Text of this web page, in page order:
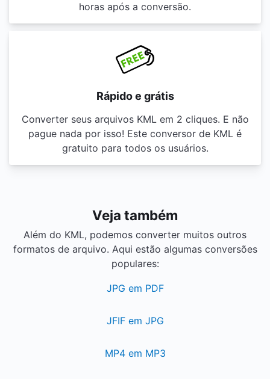
horas após a conversão.
Rápido e grátis
Converter seus arquivos KML em 2 cliques. E não
pague nada por isso! Este conversor de KML é
gratuito para todos os usuários.
Veja também
Além do KML, podemos converter muitos outros
formatos de arquivo. Aqui estão algumas conversões
populares:
JPG em PDF
JFIF em JPG
MP4 em MP3